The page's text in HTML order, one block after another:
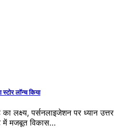
लॉन्च किया
लक्ष्य, पर्सनलाइजेशन पर ध्यान उत्तर
में मजबूत विकास…